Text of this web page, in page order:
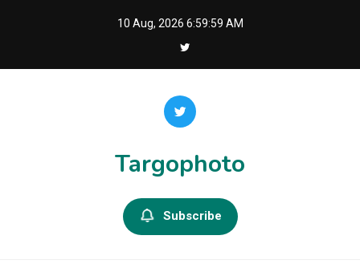
10 Aug, 2026 7:00:00 AM
Targophoto
Subscribe